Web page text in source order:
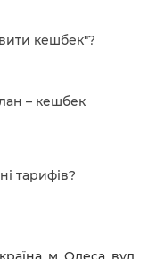
кешбек"?
– кешбек
тарифів?